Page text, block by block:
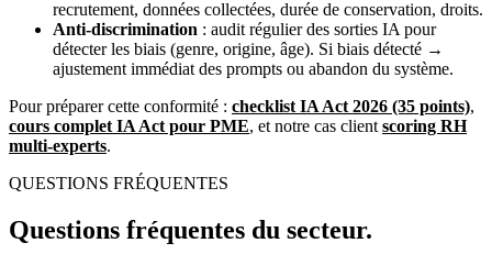
recrutement, données collectées, durée de conservation, droits.
Anti-discrimination : audit régulier des sorties IA pour
détecter les biais (genre, origine, âge). Si biais détecté →
ajustement immédiat des prompts ou abandon du système.
Pour préparer cette conformité : checklist IA Act 2026 (35 points),
cours complet IA Act pour PME, et notre cas client scoring RH
multi-experts.
QUESTIONS FRÉQUENTES
Questions fréquentes du secteur.